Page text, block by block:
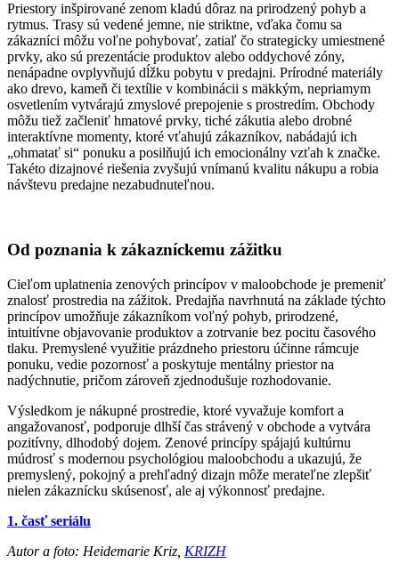
Priestory inšpirované zenom kladú dôraz na prirodzený pohyb a
rytmus. Trasy sú vedené jemne, nie striktne, vďaka čomu sa
zákazníci môžu voľne pohybovať, zatiaľ čo strategicky umiestnené
prvky, ako sú prezentácie produktov alebo oddychové zóny,
nenápadne ovplyvňujú dĺžku pobytu v predajni. Prírodné materiály
ako drevo, kameň či textílie v kombinácii s mäkkým, nepriamym
osvetlením vytvárajú zmyslové prepojenie s prostredím. Obchody
môžu tiež začleniť hmatové prvky, tiché zákutia alebo drobné
interaktívne momenty, ktoré vťahujú zákazníkov, nabádajú ich
„ohmatať si“ ponuku a posilňujú ich emocionálny vzťah k značke.
Takéto dizajnové riešenia zvyšujú vnímanú kvalitu nákupu a robia
návštevu predajne nezabudnuteľnou.
Od poznania k zákazníckemu zážitku
Cieľom uplatnenia zenových princípov v maloobchode je premeniť
znalosť prostredia na zážitok. Predajňa navrhnutá na základe týchto
princípov umožňuje zákazníkom voľný pohyb, prirodzené,
intuitívne objavovanie produktov a zotrvanie bez pocitu časového
tlaku. Premyslené využitie prázdneho priestoru účinne rámcuje
ponuku, vedie pozornosť a poskytuje mentálny priestor na
nadýchnutie, pričom zároveň zjednodušuje rozhodovanie.
Výsledkom je nákupné prostredie, ktoré vyvažuje komfort a
angažovanosť, podporuje dlhší čas strávený v obchode a vytvára
pozitívny, dlhodobý dojem. Zenové princípy spájajú kultúrnu
múdrosť s modernou psychológiou maloobchodu a ukazujú, že
premyslený, pokojný a prehľadný dizajn môže merateľne zlepšiť
nielen zákaznícku skúsenosť, ale aj výkonnosť predajne.
1. časť seriálu
Autor a foto: Heidemarie Kriz, KRIZH